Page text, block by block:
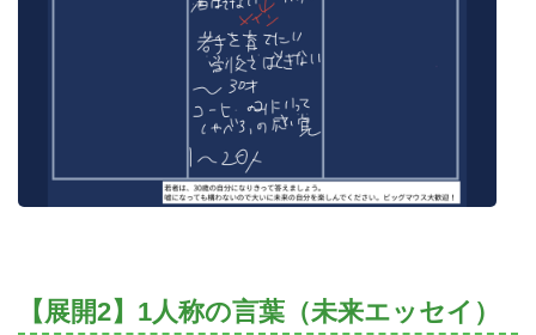
【展開2】1人称の言葉（未来エッセイ）